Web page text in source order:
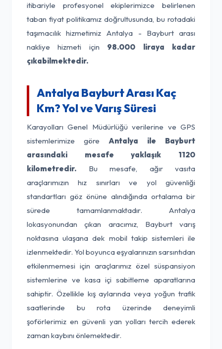
itibariyle profesyonel ekiplerimizce belirlenen
taban fiyat politikamız doğrultusunda, bu rotadaki
taşımacılık hizmetimiz Antalya - Bayburt arası
nakliye hizmeti için 98.000 liraya kadar
çıkabilmektedir.
Antalya Bayburt Arası Kaç
Km? Yol ve Varış Süresi
Karayolları Genel Müdürlüğü verilerine ve GPS
sistemlerimize göre Antalya ile Bayburt
arasındaki mesafe yaklaşık 1120
kilometredir. Bu mesafe, ağır vasıta
araçlarımızın hız sınırları ve yol güvenliği
standartları göz önüne alındığında ortalama bir
sürede tamamlanmaktadır. Antalya
lokasyonundan çıkan aracımız, Bayburt varış
noktasına ulaşana dek mobil takip sistemleri ile
izlenmektedir. Yol boyunca eşyalarınızın sarsıntıdan
etkilenmemesi için araçlarımız özel süspansiyon
sistemlerine ve kasa içi sabitleme aparatlarına
sahiptir. Özellikle kış aylarında veya yoğun trafik
saatlerinde bu rota üzerinde deneyimli
şoförlerimiz en güvenli yan yolları tercih ederek
zaman kaybını önlemektedir.